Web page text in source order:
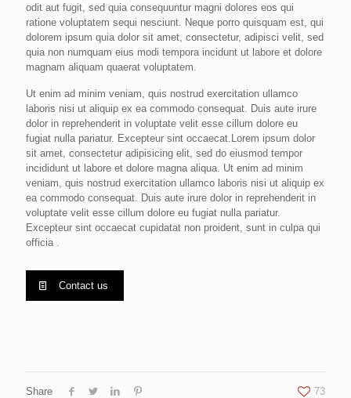
odit aut fugit, sed quia consequuntur magni dolores eos qui
ratione voluptatem sequi nesciunt. Neque porro quisquam est, qui
dolorem ipsum quia dolor sit amet, consectetur, adipisci velit, sed
quia non numquam eius modi tempora incidunt ut labore et dolore
magnam aliquam quaerat voluptatem.
Ut enim ad minim veniam, quis nostrud exercitation ullamco
laboris nisi ut aliquip ex ea commodo consequat. Duis aute irure
dolor in reprehenderit in voluptate velit esse cillum dolore eu
fugiat nulla pariatur. Excepteur sint occaecat.Lorem ipsum dolor
sit amet, consectetur adipisicing elit, sed do eiusmod tempor
incididunt ut labore et dolore magna aliqua. Ut enim ad minim
veniam, quis nostrud exercitation ullamco laboris nisi ut aliquip ex
ea commodo consequat. Duis aute irure dolor in reprehenderit in
voluptate velit esse cillum dolore eu fugiat nulla pariatur.
Excepteur sint occaecat cupidatat non proident, sunt in culpa qui
officia .
Contact us
Share 73